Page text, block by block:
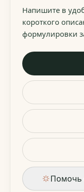
Напишите в
короткого
формулировки
Помочь